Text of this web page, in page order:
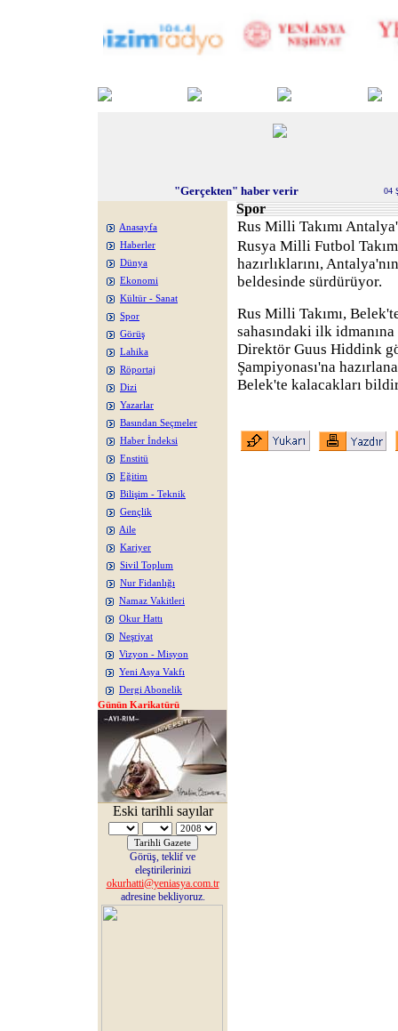
"Gerçekten" haber verir 04
Anasayfa
Haberler
Dünya
Ekonomi
Kültür - Sanat
Spor
Görüş
Lahika
Röportaj
Dizi
Yazarlar
Basından Seçmeler
Haber İndeksi
Enstitü
Eğitim
Bilişim - Teknik
Gençlik
Aile
Kariyer
Sivil Toplum
Nur Fidanlığı
Namaz Vakitleri
Okur Hattı
Neşriyat
Vizyon - Misyon
Yeni Asya Vakfı
Dergi Abonelik
Günün Karikatürü
Eski tarihli sayılar
Görüş, teklif ve
eleştirilerinizi
okurhatti@yeniasya.com.tr
adresine bekliyoruz.
Spor
Rus Milli Takımı
Rusya Milli Futbol
hazırlıklarını,
beldesinde sürdürüyor.
Rus Milli Takımı,
sahasındaki ilk
Direktör Guus Hiddink
Şampiyonası'na
Belek'te kalacakları